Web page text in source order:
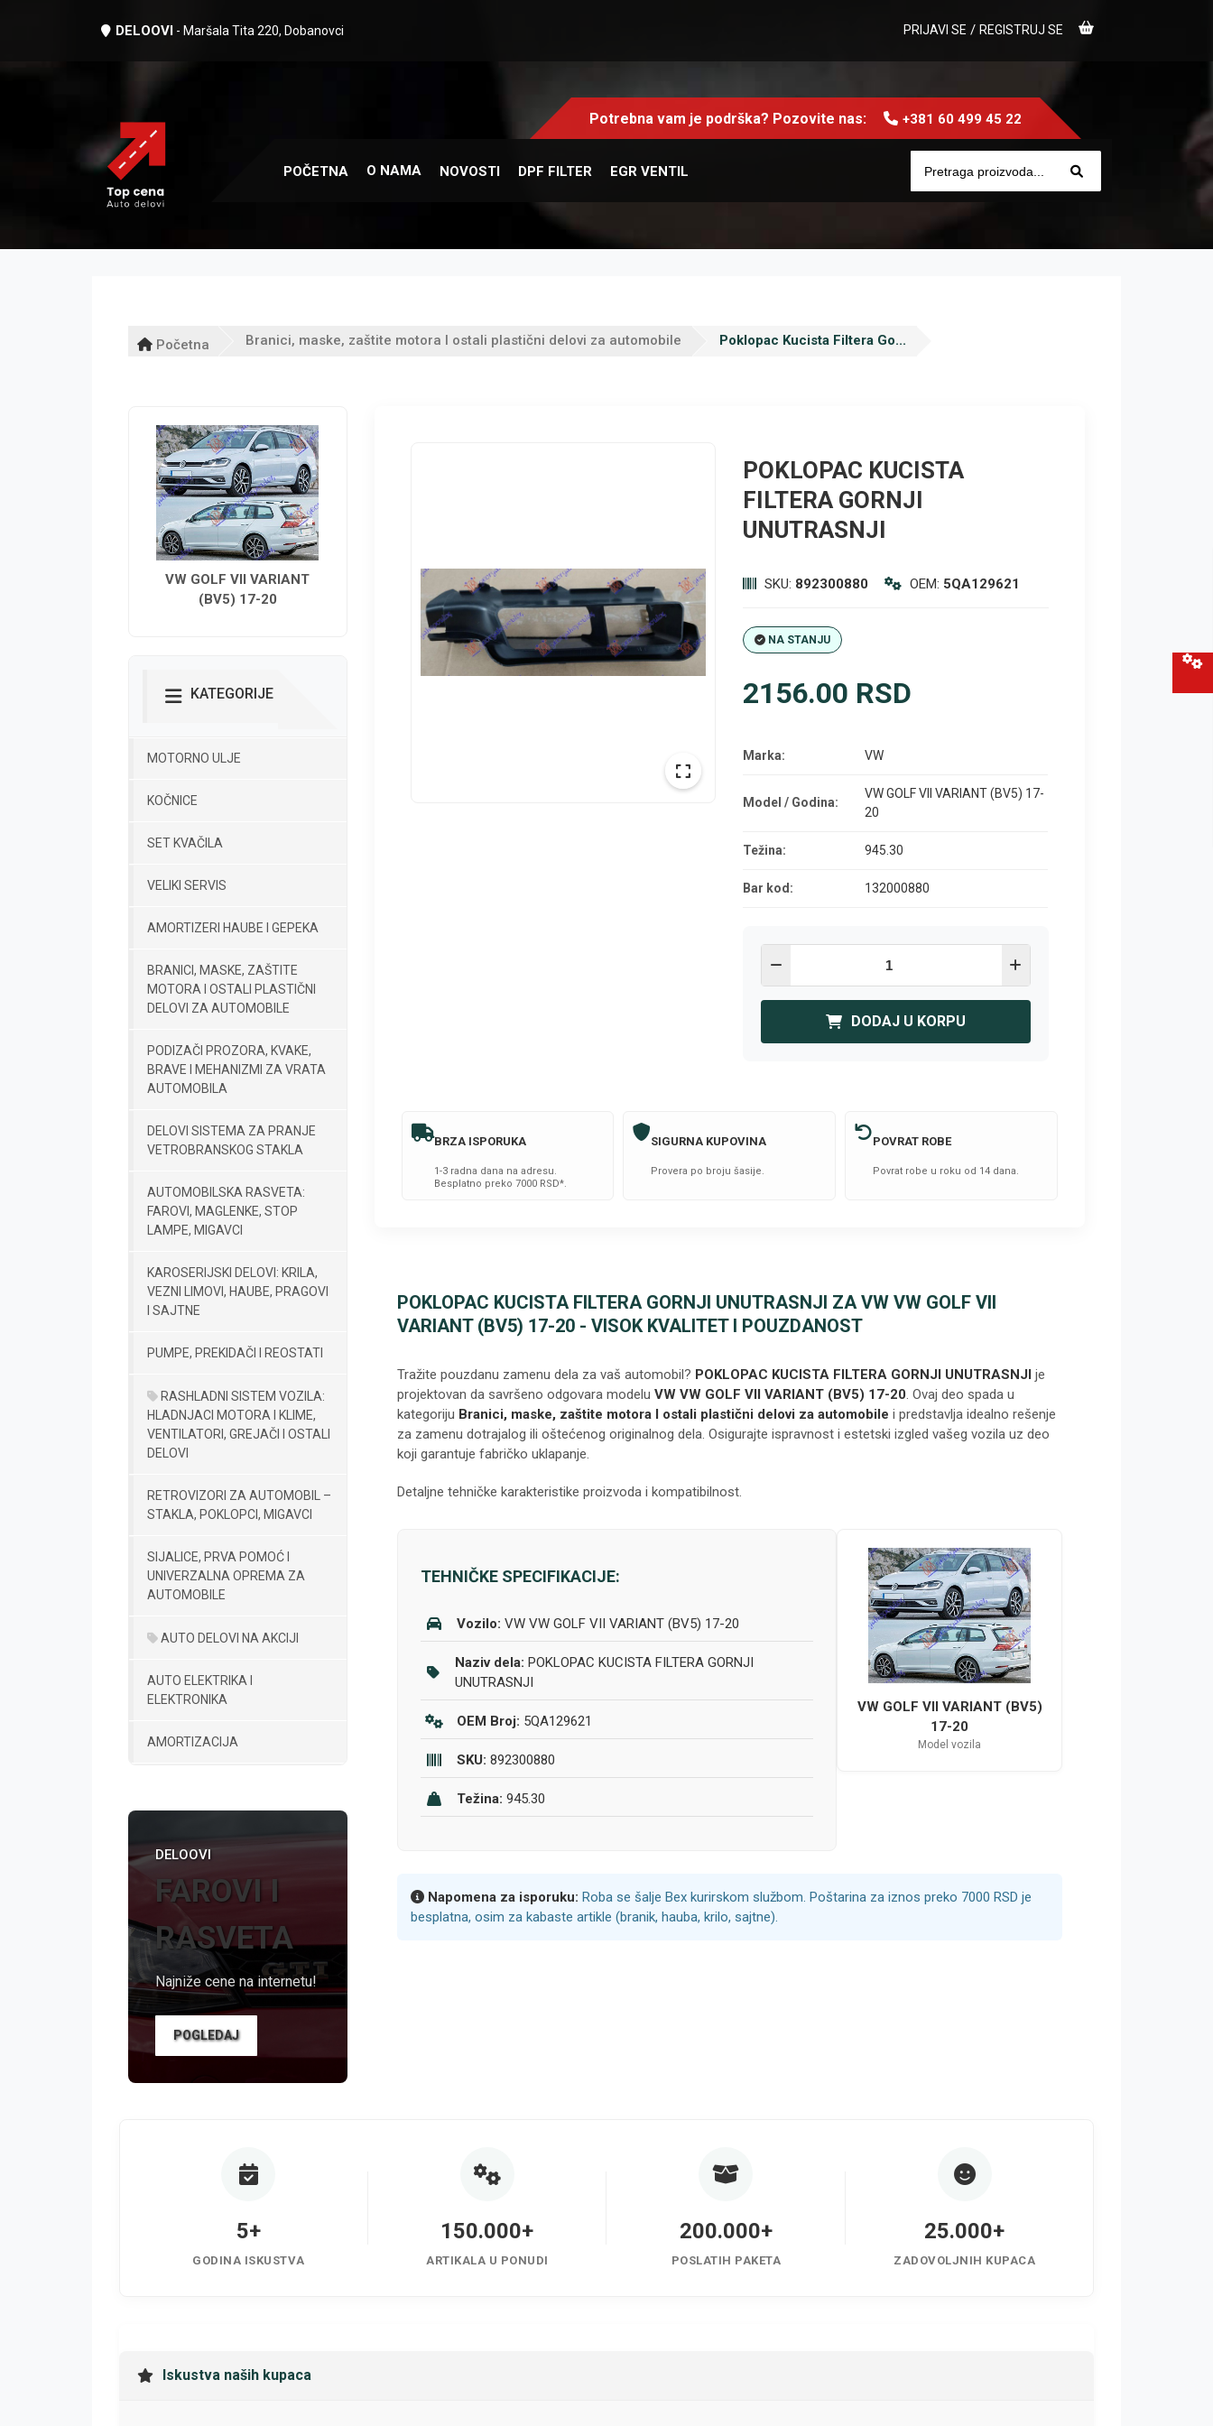
DELOOVI - Maršala Tita 220, Dobanovci PRIJAVI SE / REGISTRUJ SE
Potrebna vam je podrška? Pozovite nas: +381 60 499 45 22
POČETNA O NAMA NOVOSTI DPF FILTER EGR VENTIL
Početna Branici, maske, zaštite motora I ostali plastični delovi za automobile Poklopac Kucista Filtera Go...
VW GOLF VII VARIANT
(BV5) 17-20
KATEGORIJE
MOTORNO ULJE
KOČNICE
SET KVAČILA
VELIKI SERVIS
AMORTIZERI HAUBE I GEPEKA
BRANICI, MASKE, ZAŠTITE
MOTORA I OSTALI PLASTIČNI
DELOVI ZA AUTOMOBILE
PODIZAČI PROZORA, KVAKE,
BRAVE I MEHANIZMI ZA VRATA
AUTOMOBILA
DELOVI SISTEMA ZA PRANJE
VETROBRANSKOG STAKLA
AUTOMOBILSKA RASVETA:
FAROVI, MAGLENKE, STOP
LAMPE, MIGAVCI
KAROSERIJSKI DELOVI: KRILA,
VEZNI LIMOVI, HAUBE, PRAGOVI
I SAJTNE
PUMPE, PREKIDAČI I REOSTATI
RASHLADNI SISTEM VOZILA:
HLADNJACI MOTORA I KLIME,
VENTILATORI, GREJAČI I OSTALI
DELOVI
RETROVIZORI ZA AUTOMOBIL –
STAKLA, POKLOPCI, MIGAVCI
SIJALICE, PRVA POMOĆ I
UNIVERZALNA OPREMA ZA
AUTOMOBILE
AUTO DELOVI NA AKCIJI
AUTO ELEKTRIKA I
ELEKTRONIKA
AMORTIZACIJA
DELOOVI
FAROVI I
RASVETA
Najniže cene na internetu!
POGLEDAJ
POKLOPAC KUCISTA
FILTERA GORNJI
UNUTRASNJI
SKU: 892300880 OEM: 5QA129621
NA STANJU
2156.00 RSD
Marka: VW
Model / Godina:
VW GOLF VII VARIANT (BV5) 17-
20
Težina: 945.30
Bar kod: 132000880
DODAJ U KORPU
BRZA ISPORUKA
1-3 radna dana na adresu.
Besplatno preko 7000 RSD*.
SIGURNA KUPOVINA
Provera po broju šasije.
POVRAT ROBE
Povrat robe u roku od 14 dana.
POKLOPAC KUCISTA FILTERA GORNJI UNUTRASNJI ZA VW VW GOLF VII
VARIANT (BV5) 17-20 - VISOK KVALITET I POUZDANOST
Tražite pouzdanu zamenu dela za vaš automobil? POKLOPAC KUCISTA FILTERA GORNJI UNUTRASNJI je
projektovan da savršeno odgovara modelu VW VW GOLF VII VARIANT (BV5) 17-20. Ovaj deo spada u
kategoriju Branici, maske, zaštite motora I ostali plastični delovi za automobile i predstavlja idealno rešenje
za zamenu dotrajalog ili oštećenog originalnog dela. Osigurajte ispravnost i estetski izgled vašeg vozila uz deo
koji garantuje fabričko uklapanje.
Detaljne tehničke karakteristike proizvoda i kompatibilnost.
TEHNIČKE SPECIFIKACIJE:
Vozilo: VW VW GOLF VII VARIANT (BV5) 17-20
Naziv dela: POKLOPAC KUCISTA FILTERA GORNJI
UNUTRASNJI
OEM Broj: 5QA129621
SKU: 892300880
Težina: 945.30
VW GOLF VII VARIANT (BV5)
17-20
Model vozila
Napomena za isporuku: Roba se šalje Bex kurirskom službom. Poštarina za iznos preko 7000 RSD je
besplatna, osim za kabaste artikle (branik, hauba, krilo, sajtne).
5+
GODINA ISKUSTVA
150.000+
ARTIKALA U PONUDI
200.000+
POSLATIH PAKETA
25.000+
ZADOVOLJNIH KUPACA
Iskustva naših kupaca